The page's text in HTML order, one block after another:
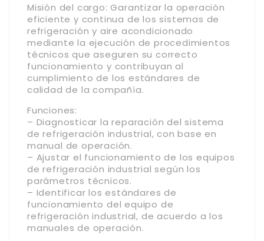
Misión del cargo: Garantizar la operación
eficiente y continua de los sistemas de
refrigeración y aire acondicionado
mediante la ejecución de procedimientos
técnicos que aseguren su correcto
funcionamiento y contribuyan al
cumplimiento de los estándares de
calidad de la compañía.
Funciones:
– Diagnosticar la reparación del sistema
de refrigeración industrial, con base en
manual de operación.
– Ajustar el funcionamiento de los equipos
de refrigeración industrial según los
parámetros técnicos.
– Identificar los estándares de
funcionamiento del equipo de
refrigeración industrial, de acuerdo a los
manuales de operación.